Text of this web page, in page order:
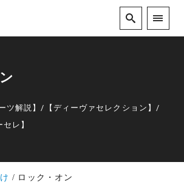
ツ解説】/ 【ディーヴァセレクション】/
レ】
ロック・オン